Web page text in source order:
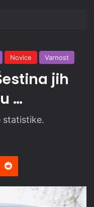
Novice Varnost
jih
…
statistike.
Reddit